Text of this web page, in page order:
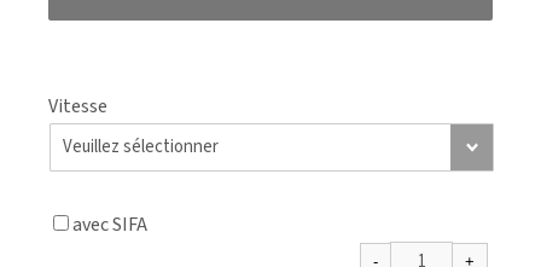
Vitesse
avec SIFA